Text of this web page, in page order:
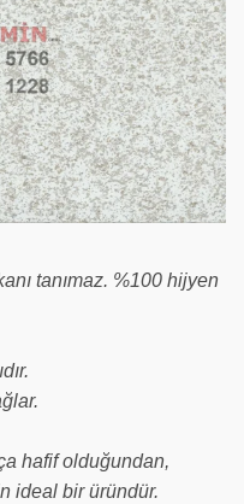
tanımaz. %100 hijyen
hafif olduğundan,
ideal bir üründür.